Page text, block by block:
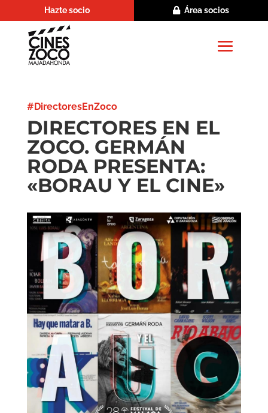
Hazte socio Área socios
#DirectoresEnZoco
DIRECTORES EN EL
ZOCO. GERMÁN
RODA PRESENTA:
«BORAU Y EL CINE»